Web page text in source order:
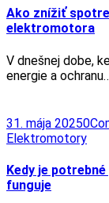
Ako znížiť
elektromotora
V dnešnej dobe,
energie a
31. mája 20250
Elektromotory
Kedy je
funguje